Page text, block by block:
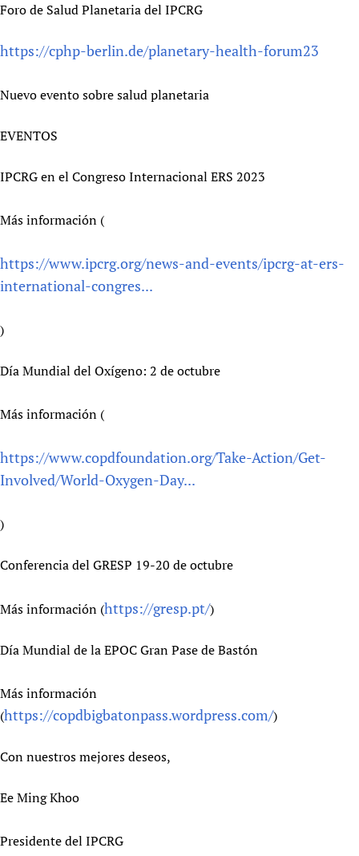
Foro de Salud Planetaria del IPCRG
https://cphp-berlin.de/planetary-health-forum23
Nuevo evento sobre salud planetaria
EVENTOS
IPCRG en el Congreso Internacional ERS 2023
Más información (
https://www.ipcrg.org/news-and-events/ipcrg-at-ers-
international-congres...
)
Día Mundial del Oxígeno: 2 de octubre
Más información (
https://www.copdfoundation.org/Take-Action/Get-
Involved/World-Oxygen-Day...
)
Conferencia del GRESP 19-20 de octubre
Más información (https://gresp.pt/)
Día Mundial de la EPOC Gran Pase de Bastón
Más información
(https://copdbigbatonpass.wordpress.com/)
Con nuestros mejores deseos,
Ee Ming Khoo
Presidente del IPCRG